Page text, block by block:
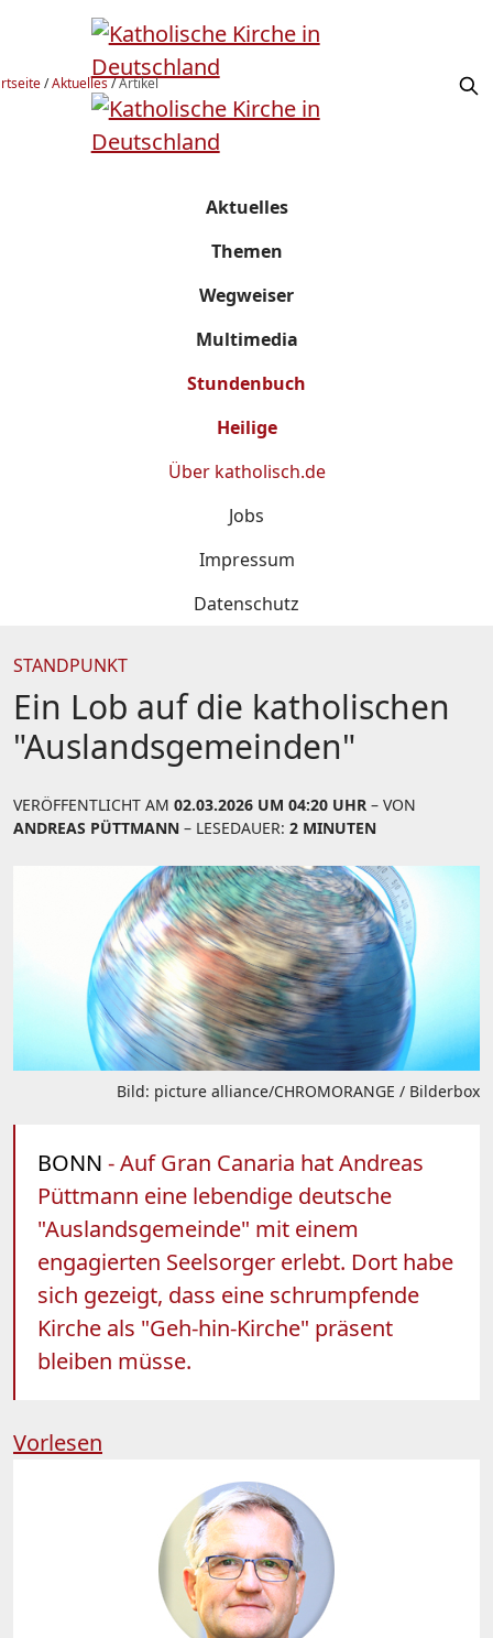
/Aktuelles/Artikel
Aktuelles
Themen
Wegweiser
Multimedia
Stundenbuch
Heilige
Über katholisch.de
Jobs
Impressum
Datenschutz
STANDPUNKT
Ein Lob auf die katholischen
"Auslandsgemeinden"
VERÖFFENTLICHT AM 02.03.2026 UM 04:20 UHR – VON
ANDREAS PÜTTMANN – LESEDAUER: 2 MINUTEN
Bild: picture alliance/CHROMORANGE / Bilderbox
BONN - Auf Gran Canaria hat Andreas
Püttmann eine lebendige deutsche
"Auslandsgemeinde" mit einem
engagierten Seelsorger erlebt. Dort habe
sich gezeigt, dass eine schrumpfende
Kirche als "Geh-hin-Kirche" präsent
bleiben müsse.
Vorlesen